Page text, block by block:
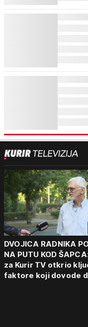
DVOJICA RADNIKA
NA PUTU KOD
za Kurir TV otkrio
faktore koji dovode